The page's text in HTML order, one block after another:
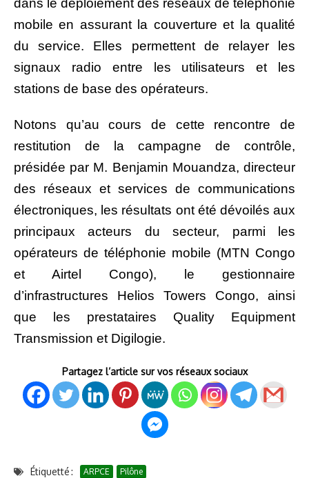
dans le déploiement des réseaux de téléphonie
mobile en assurant la couverture et la qualité
du service. Elles permettent de relayer les
signaux radio entre les utilisateurs et les
stations de base des opérateurs.
Notons qu’au cours de cette rencontre de
restitution de la campagne de contrôle,
présidée par M. Benjamin Mouandza, directeur
des réseaux et services de communications
électroniques, les résultats ont été dévoilés aux
principaux acteurs du secteur, parmi les
opérateurs de téléphonie mobile (MTN Congo
et Airtel Congo), le gestionnaire
d’infrastructures Helios Towers Congo, ainsi
que les prestataires Quality Equipment
Transmission et Digilogie.
Partagez l’article sur vos réseaux sociaux
Étiquetté : ARPCE Pilône